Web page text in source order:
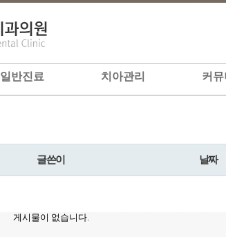
일반진료 치아관리 커뮤
글쓴이 날짜
게시물이 없습니다.